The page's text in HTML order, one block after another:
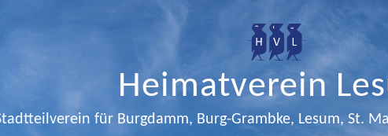
Heimatverein
für Burgdamm, Burg-Grambke, Lesum, St.